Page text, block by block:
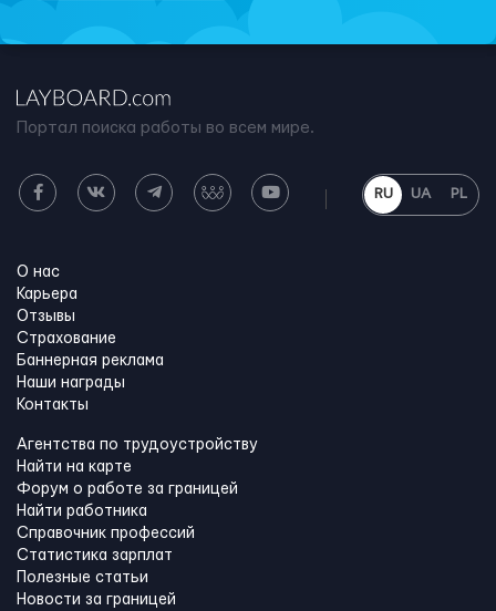
Портал поиска работы во всем мире.
RU UA PL
О нас
Карьера
Отзывы
Страхование
Баннерная реклама
Наши награды
Контакты
Агентства по трудоустройству
Найти на карте
Форум о работе за границей
Найти работника
Справочник профессий
Статистика зарплат
Полезные статьи
Новости за границей